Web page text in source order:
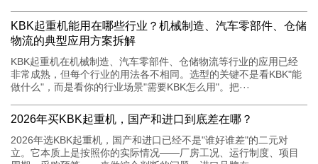
KBK起重机能用在哪些行业？机械制造、汽车零部件、仓储
物流的典型应用方案拆解
KBK起重机在机械制造、汽车零部件、仓储物流等行业的应用已经
非常成熟，但每个行业的用法各不相同。选型的关键不是看KBK"能
做什么"，而是看你的行业场景"需要KBK怎么用"。把···
2026年买KBK起重机，国产和进口到底差在哪？
2026年选KBK起重机，国产和进口已经不是"谁好谁差"的二元对
立。它本质上是按照你的实际情况——厂房工况、运行制度、项目